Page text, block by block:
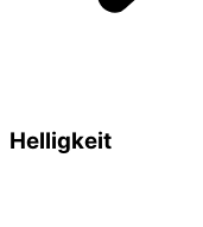
Helligkeit